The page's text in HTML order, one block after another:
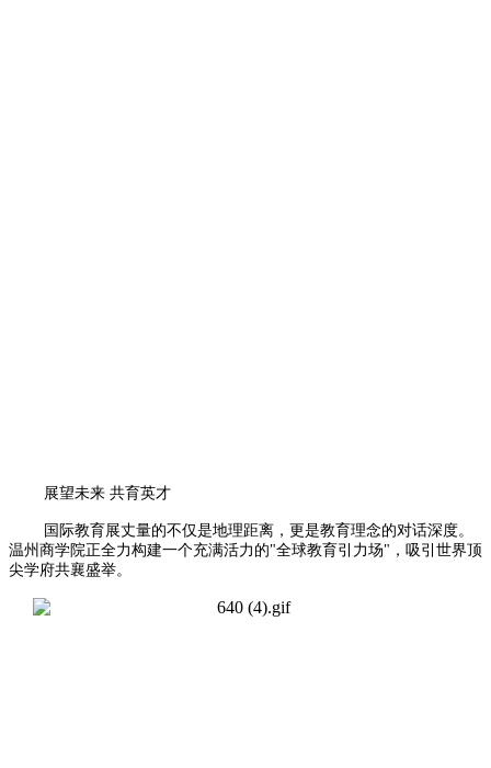
展望未来 共育英才
国际教育展丈量的不仅是地理距离，更是教育理念的对话深度。
温州商学院正全力构建一个充满活力的"全球教育引力场"，吸引世界顶
尖学府共襄盛举。